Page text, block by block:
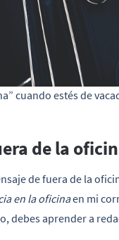
cuando estés de
de la
de fuera de la
en la oficinaen mi
debes aprender a